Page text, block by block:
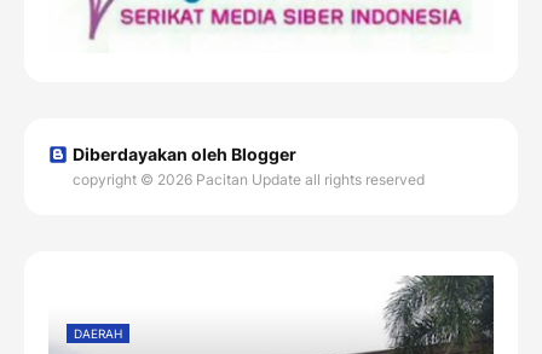
Diberdayakan oleh Blogger
copyright © 2026 Pacitan Update all rights reserved
DAERAH